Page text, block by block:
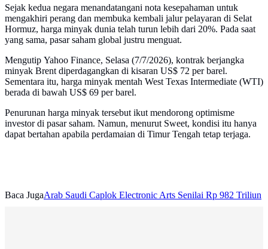
Sejak kedua negara menandatangani nota kesepahaman untuk
mengakhiri perang dan membuka kembali jalur pelayaran di Selat
Hormuz, harga minyak dunia telah turun lebih dari 20%. Pada saat
yang sama, pasar saham global justru menguat.
Mengutip Yahoo Finance, Selasa (7/7/2026), kontrak berjangka
minyak Brent diperdagangkan di kisaran US$ 72 per barel.
Sementara itu, harga minyak mentah West Texas Intermediate (WTI)
berada di bawah US$ 69 per barel.
Penurunan harga minyak tersebut ikut mendorong optimisme
investor di pasar saham. Namun, menurut Sweet, kondisi itu hanya
dapat bertahan apabila perdamaian di Timur Tengah tetap terjaga.
Baca JugaArab Saudi Caplok Electronic Arts Senilai Rp 982 Triliun